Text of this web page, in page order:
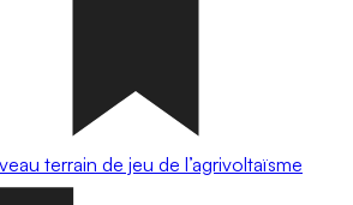
terrain de jeu de l’agrivoltaïsme